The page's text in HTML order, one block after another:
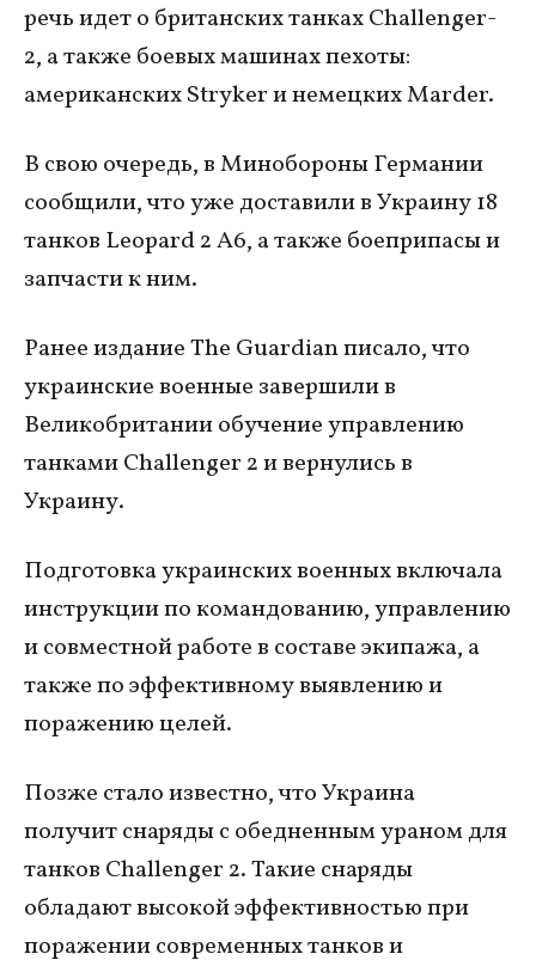
речь идет о британских танках Challenger-
2, а также боевых машинах пехоты:
американских Stryker и немецких Marder.
В свою очередь, в Минобороны Германии
сообщили, что уже доставили в Украину 18
танков Leopard 2 A6, а также боеприпасы и
запчасти к ним.
Ранее издание The Guardian писало, что
украинские военные завершили в
Великобритании обучение управлению
танками Challenger 2 и вернулись в
Украину.
Подготовка украинских военных включала
инструкции по командованию, управлению
и совместной работе в составе экипажа, а
также по эффективному выявлению и
поражению целей.
Позже стало известно, что Украина
получит снаряды с обедненным ураном для
танков Challenger 2. Такие снаряды
обладают высокой эффективностью при
поражении современных танков и